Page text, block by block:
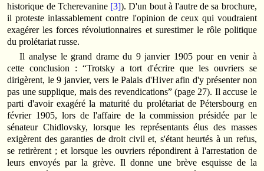
historique de Tcherevanine [3]). D'un bout à l'autre de sa brochure,
il proteste inlassablement contre l'opinion de ceux qui voudraient
exagérer les forces révolutionnaires et surestimer le rôle politique
du prolétariat russe.
Il analyse le grand drame du 9 janvier 1905 pour en venir à
cette conclusion : “Trotsky a tort d'écrire que les ouvriers se
dirigèrent, le 9 janvier, vers le Palais d'Hiver afin d'y présenter non
pas une supplique, mais des revendications” (page 27). Il accuse le
parti d'avoir exagéré la maturité du prolétariat de Pétersbourg en
février 1905, lors de l'affaire de la commission présidée par le
sénateur Chidlovsky, lorsque les représentants élus des masses
exigèrent des garanties de droit civil et, s'étant heurtés à un refus,
se retirèrent ; et lorsque les ouvriers répondirent à l'arrestation de
leurs envoyés par la grève. Il donne une brève esquisse de la